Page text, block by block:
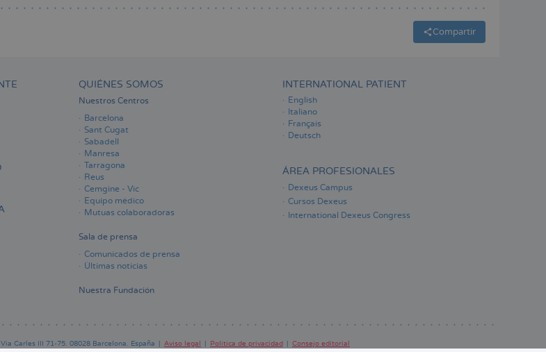
páginapágina
Compartir
QUIÉNES SOMOS
Nuestros Centros
Barcelona
Sant Cugat
Sabadell
Manresa
Tarragona
Reus
Cemgine - Vic
Equipo médico
Mutuas colaboradoras
Sala de prensa
Comunicados de prensa
Últimas noticias
Nuestra Fundación
INTERNATIONAL PATIENT
English
Italiano
Français
Deutsch
ÁREA PROFESIONALES
Dexeus Campus
Cursos Dexeus
International Dexeus Congress
Carles III 71-75. 08028 Barcelona. España Aviso legal Política de privacidad Consejo editorial